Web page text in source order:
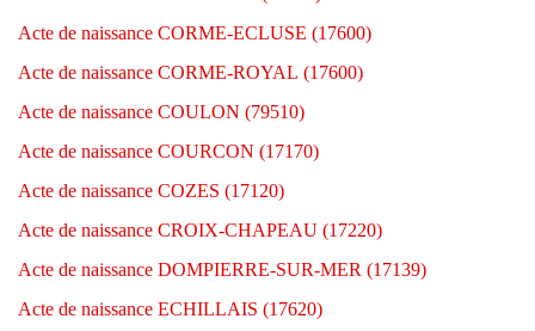
Acte de naissance CORME-ECLUSE (17600)
Acte de naissance CORME-ROYAL (17600)
Acte de naissance COULON (79510)
Acte de naissance COURCON (17170)
Acte de naissance COZES (17120)
Acte de naissance CROIX-CHAPEAU (17220)
Acte de naissance DOMPIERRE-SUR-MER (17139)
Acte de naissance ECHILLAIS (17620)